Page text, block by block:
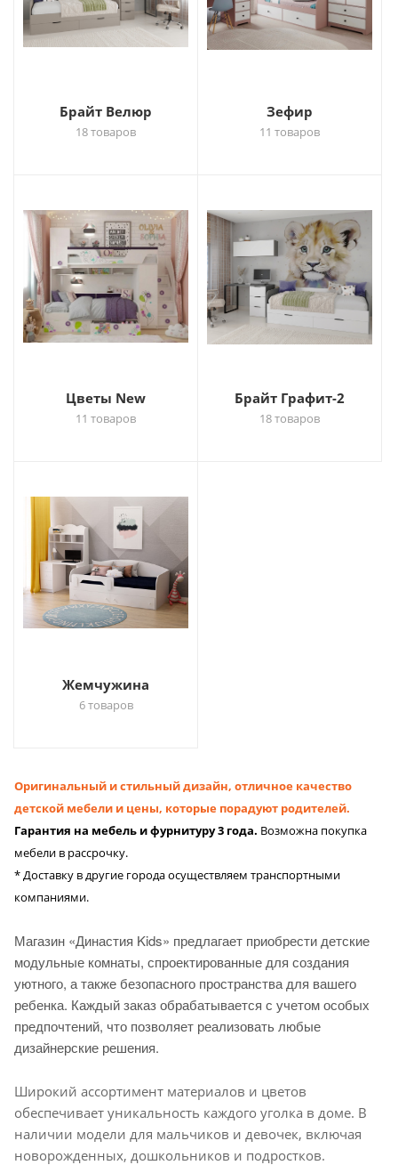
Брайт Велюр
18 товаров
Зефир
11 товаров
Цветы New
11 товаров
Брайт Графит-2
18 товаров
Жемчужина
6 товаров
Оригинальный и стильный дизайн, отличное качество
детской мебели и цены, которые порадуют родителей.
Гарантия на мебель и фурнитуру 3 года. Возможна покупка
мебели в рассрочку.
* Доставку в другие города осуществляем транспортными
компаниями.
Магазин «Династия Kids» предлагает приобрести детские
модульные комнаты, спроектированные для создания
уютного, а также безопасного пространства для вашего
ребенка. Каждый заказ обрабатывается с учетом особых
предпочтений, что позволяет реализовать любые
дизайнерские решения.
Широкий ассортимент материалов и цветов
обеспечивает уникальность каждого уголка в доме. В
наличии модели для мальчиков и девочек, включая
новорожденных, дошкольников и подростков.